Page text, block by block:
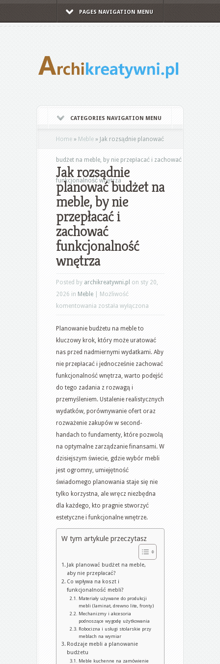
PAGES NAVIGATION MENU
CATEGORIES NAVIGATION MENU
Home » Meble » Jak rozsądnie planować
budżet na meble, by nie przepłacać i zachować
funkcjonalność wnętrza
Jak rozsądnie
planować budżet na
meble, by nie
przepłacać i
zachować
funkcjonalność
wnętrza
Posted by archikreatywni.pl on sty 20,
2026 in Meble
Możliwość
komentowania Jak
planować
budżet
na
meble,
by
nie
przepłacać
i
zachować
funkcjonalność
wnętrza
została wyłączona
Planowanie budżetu na meble to
kluczowy krok, który może uratować
nas przed nadmiernymi wydatkami. Aby
nie przepłacać i jednocześnie zachować
funkcjonalność wnętrza, warto podejść
do tego zadania z rozwagą i
przemyśleniem. Ustalenie realistycznych
wydatków, porównywanie ofert oraz
rozważenie zakupów w second-
handach to fundamenty, które pozwolą
na optymalne zarządzanie finansami. W
dzisiejszym świecie, gdzie wybór mebli
jest ogromny, umiejętność
świadomego planowania staje się nie
tylko korzystna, ale wręcz niezbędna
dla każdego, kto pragnie stworzyć
estetyczne i funkcjonalne wnętrze.
W tym artykule przeczytasz
Jak planować budżet na meble,
aby nie przepłacać?
Co wpływa na koszt i
funkcjonalność mebli?
Materiały używane do produkcji
mebli (laminat, drewno lite, fronty)
Mechanizmy i akcesoria
podnoszące wygodę użytkowania
Robocizna i usługi stolarskie przy
meblach na wymiar
Rodzaje mebli a planowanie
budżetu
Meble kuchenne na zamówienie